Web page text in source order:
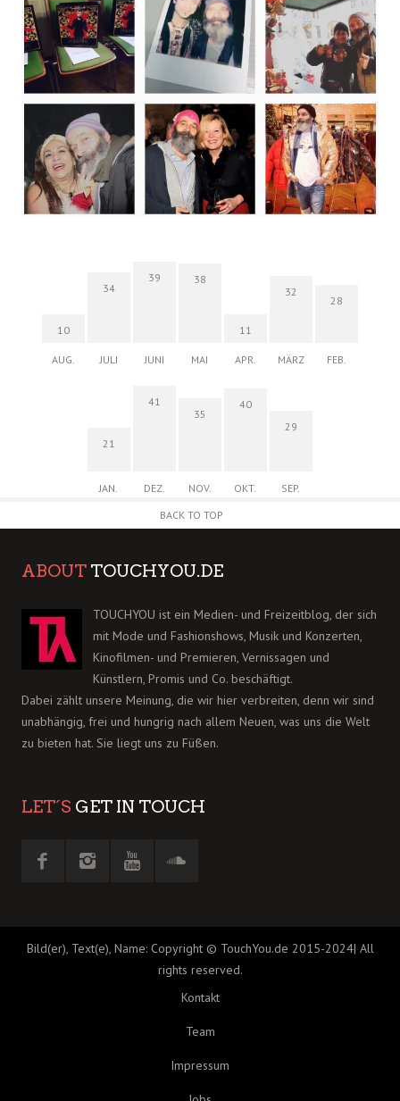
10
AUG.
34
JULI
39
JUNI
38
MAI
11
APR.
32
MÄRZ
28
FEB.
21
JAN.
41
DEZ.
35
NOV.
40
OKT.
29
SEP.
BACK TO TOP
ABOUT TOUCHYOU.DE
TOUCHYOU ist ein Medien- und Freizeitblog, der sich
mit Mode und Fashionshows, Musik und Konzerten,
Kinofilmen- und Premieren, Vernissagen und
Künstlern, Promis und Co. beschäftigt.
Dabei zählt unsere Meinung, die wir hier verbreiten, denn wir sind
unabhängig, frei und hungrig nach allem Neuen, was uns die Welt
zu bieten hat. Sie liegt uns zu Füßen.
LET´S GET IN TOUCH
Bild(er), Text(e), Name: Copyright © TouchYou.de 2015-2024| All
rights reserved.
Kontakt
Team
Impressum